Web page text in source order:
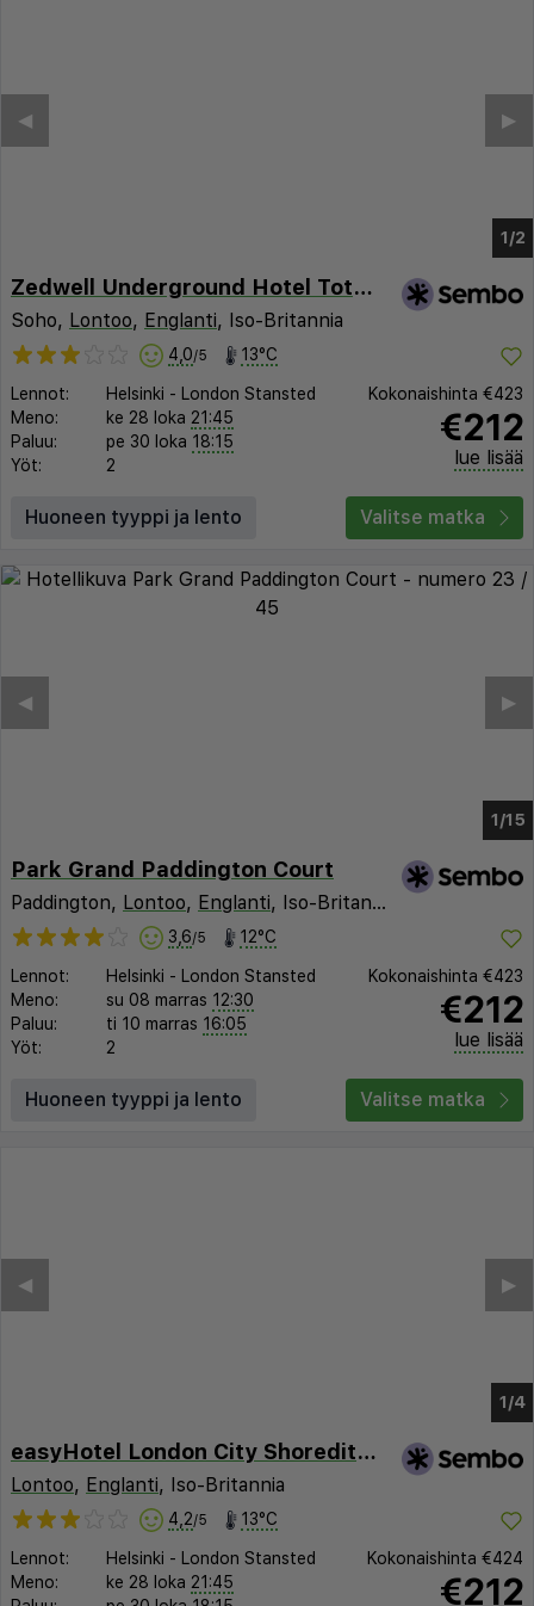
Zedwell Underground Hotel Tottenham Court Road
Soho, Lontoo, Englanti, Iso-Britannia
4,0/5 13°C
Lennot: Helsinki -
London Stansted
Meno:
ke 28 loka 21:45
Paluu:
pe 30 loka 18:15
Yöt:
2
Kokonaishinta €423
€212
lue lisää
Huoneen tyyppi ja lento Valitse matka
1/9
▶︎
◀︎
Park Grand Paddington Court
Paddington, Lontoo, Englanti, Iso-Britannia
3,6/5 12°C
Lennot: Helsinki -
London Stansted
Meno:
su 08 marras 12:30
Paluu:
ti 10 marras 16:05
Yöt:
2
Kokonaishinta €423
€212
lue lisää
Huoneen tyyppi ja lento Valitse matka
easyHotel London City Shoreditch
Lontoo, Englanti, Iso-Britannia
4,2/5 13°C
Lennot: Helsinki -
London Stansted
Meno:
ke 28 loka 21:45
Kokonaishinta €424
€212